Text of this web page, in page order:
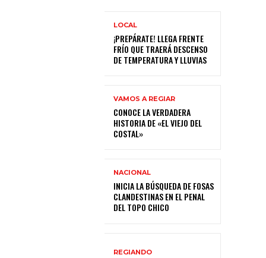
LOCAL
¡PREPÁRATE! LLEGA FRENTE
FRÍO QUE TRAERÁ DESCENSO
DE TEMPERATURA Y LLUVIAS
VAMOS A REGIAR
CONOCE LA VERDADERA
HISTORIA DE «EL VIEJO DEL
COSTAL»
NACIONAL
INICIA LA BÚSQUEDA DE FOSAS
CLANDESTINAS EN EL PENAL
DEL TOPO CHICO
REGIANDO